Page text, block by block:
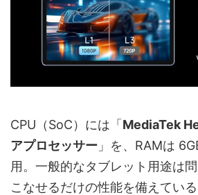
CPU（SoC）には「MediaTek
アプロセッサー 」を、RAMは
用。一般的なタブレット用途は
こなせるだけの性能を備えてい